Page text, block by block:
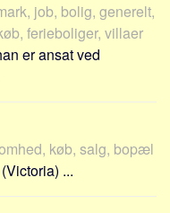
job, bolig, generelt,
ferieboliger, villaer
er ansat ved
køb, salg, bopæl
...